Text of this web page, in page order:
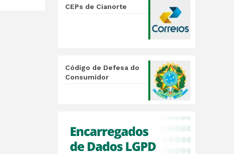
CEPs de Cianorte
Código de Defesa do
Consumidor